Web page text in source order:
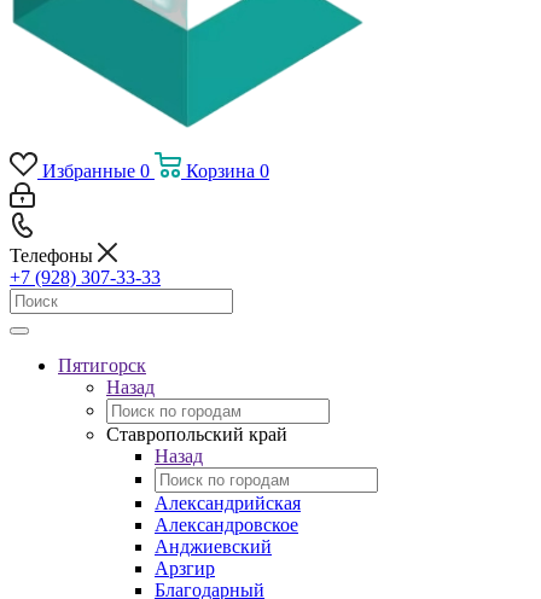
Избранные 0 Корзина 0
Телефоны
+7 (928) 307-33-33
Пятигорск
Назад
Ставропольский край
Назад
Александрийская
Александровское
Анджиевский
Арзгир
Благодарный